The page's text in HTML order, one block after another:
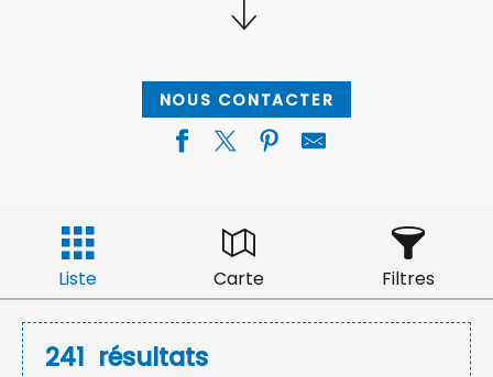
NOUS CONTACTER
Liste Carte Filtres
241 résultats